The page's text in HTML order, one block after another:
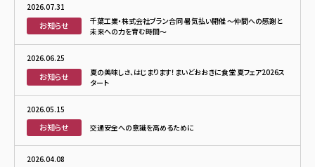
2026.07.31
お知らせ
千葉工業・株式会社ブラン合同 暑気払い開催 ～仲間への感謝と
未来への力を育む時間～
2026.06.25
お知らせ
夏の美味しさ、はじまります！まいどおおきに食堂 夏フェア2026ス
タート
2026.05.15
お知らせ 交通安全への意識を高めるために
2026.04.08